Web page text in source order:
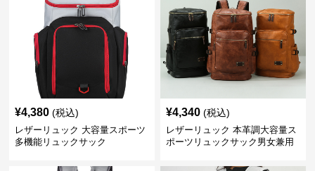
¥4,380 (税込)
レザーリュック 大容量スポーツ
多機能リュックサック
¥4,340 (税込)
レザーリュック 本革調大容量ス
ポーツリュックサック男女兼用